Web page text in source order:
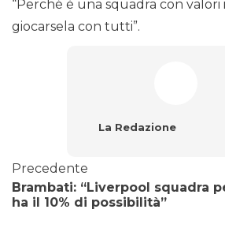
“Perché è una squadra con
giocarsela con tutti”.
La Redazione
Precedente
Brambati: “Liverpool squadra
ha il 10% di possibilità”